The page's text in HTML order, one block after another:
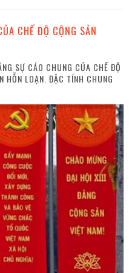
CHẾ ĐỘ CỘNG SẢN
SỰ CÁO CHUNG CỦA CHẾ ĐỘ
HỖN LOẠN. ĐẶC TÍNH CHUNG